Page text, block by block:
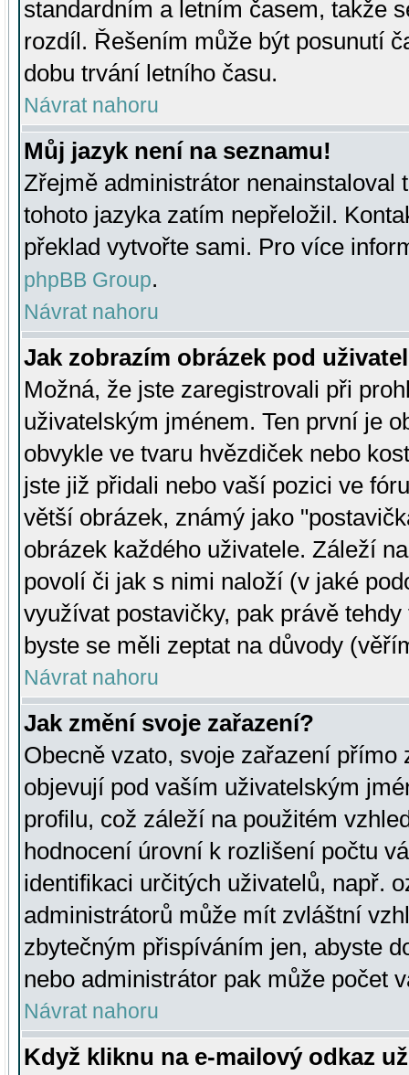
standardním a letním časem, takže
rozdíl. Řešením může být posunutí
dobu trvání letního času.
Návrat nahoru
Můj jazyk není na seznamu!
Zřejmě administrátor nenainstaloval
tohoto jazyka zatím nepřeložil.
překlad vytvořte sami. Pro více
phpBB Group.
Návrat nahoru
Jak zobrazím obrázek pod
Možná, že jste zaregistrovali při
uživatelským jménem. Ten první je
obvykle ve tvaru hvězdiček nebo
jste již přidali nebo vaší pozici ve
větší obrázek, známý jako
obrázek každého uživatele. Záleží
povolí či jak s nimi naloží (v jaké
využívat postavičky, pak právě
byste se měli zeptat na důvody
Návrat nahoru
Jak změní svoje zařazení?
Obecně vzato, svoje zařazení přímo
objevují pod vaším uživatelským
profilu, což záleží na použitém
hodnocení úrovní k rozlišení počtu
identifikaci určitých uživatelů, např.
administrátorů může mít zvláštní
zbytečným přispíváním jen, abyste
nebo administrátor pak může počet
Návrat nahoru
Když kliknu na e-mailový odkaz